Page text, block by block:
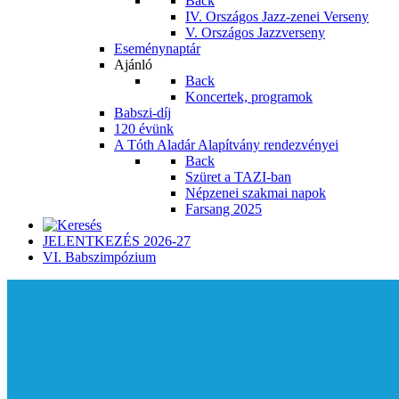
IV. Országos Jazz-zenei Verseny
V. Országos Jazzverseny
Eseménynaptár
Ajánló
Back
Koncertek, programok
Babszi-díj
120 évünk
A Tóth Aladár Alapítvány rendezvényei
Back
Szüret a TAZI-ban
Népzenei szakmai napok
Farsang 2025
JELENTKEZÉS 2026-27
VI. Babszimpózium